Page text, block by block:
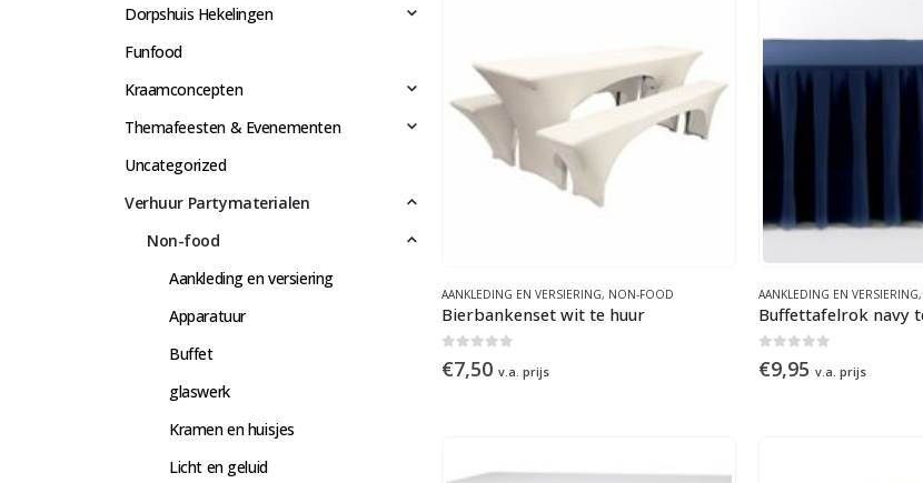
AANKLEDING EN VERSIERING, NON-FOOD
Bierbankenset wit te huur
€7,50 v.a. prijs
AANKLEDING EN VERSIERING,
Buffettafelrok navy
€9,95 v.a. prijs
Dorpshuis Hekelingen
Funfood
Kraamconcepten
Themafeesten & Evenementen
Uncategorized
Verhuur Partymaterialen
Non-food
Aankleding en versiering
Apparatuur
Buffet
glaswerk
Kramen en huisjes
Licht en geluid